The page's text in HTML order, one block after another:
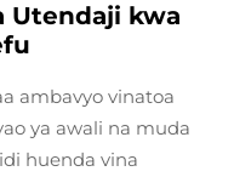
Utendaji kwa
ambavyo vinatoa
ya awali na muda
huenda vina